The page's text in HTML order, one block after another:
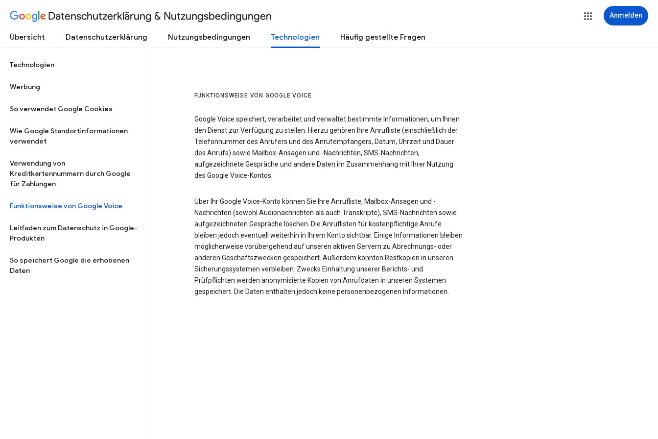
Datenschutzerklärung & Nutzungsbedingungen Anmelden
Übersicht Datenschutzerklärung Nutzungsbedingungen Technologien Häufig gestellte Fragen
Technologien
Werbung
So verwendet Google Cookies
Wie Google Standortinformationen
verwendet
Verwendung von
Kreditkartennummern durch Google
für Zahlungen
Funktionsweise von Google Voice
Leitfaden zum Datenschutz in Google-
Produkten
So speichert Google die erhobenen
Daten
FUNKTIONSWEISE VON GOOGLE VOICE
Google Voice speichert, verarbeitet und verwaltet bestimmte Informationen, um Ihnen
den Dienst zur Verfügung zu stellen. Hierzu gehören Ihre Anrufliste (einschließlich der
Telefonnummer des Anrufers und des Anrufempfängers, Datum, Uhrzeit und Dauer
des Anrufs) sowie Mailbox-Ansagen und -Nachrichten, SMS-Nachrichten,
aufgezeichnete Gespräche und andere Daten im Zusammenhang mit Ihrer Nutzung
des Google Voice-Kontos.
Über Ihr Google Voice-Konto können Sie Ihre Anrufliste, Mailbox-Ansagen und -
Nachrichten (sowohl Audionachrichten als auch Transkripte), SMS-Nachrichten sowie
aufgezeichneten Gespräche löschen. Die Anruflisten für kostenpflichtige Anrufe
bleiben jedoch eventuell weiterhin in Ihrem Konto sichtbar. Einige Informationen bleiben
möglicherweise vorübergehend auf unseren aktiven Servern zu Abrechnungs- oder
anderen Geschäftszwecken gespeichert. Außerdem könnten Restkopien in unseren
Sicherungssystemen verbleiben. Zwecks Einhaltung unserer Berichts- und
Prüfpflichten werden anonymisierte Kopien von Anrufdaten in unseren Systemen
gespeichert. Die Daten enthalten jedoch keine personenbezogenen Informationen.